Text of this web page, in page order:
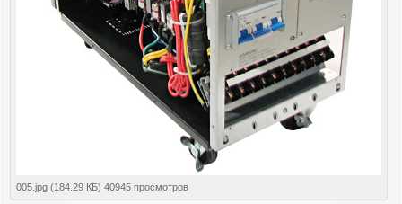
005.jpg (184.29 КБ) 40945 просмотров